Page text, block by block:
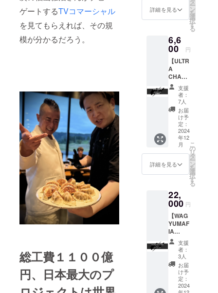
ゲートするTVコマーシャル
を見てもらえれば、その規
模が分かるだろう。
総工費１１００億
円、日本最大のプ
に準じ
ます。
※支援プ
譲渡は
不可で
す
WAGYU
予約時
のお食
事の際
にお渡
し致し
ます。
※WAGY
UMAFI
A会員専
用
Facebo
okグ
ループ
へのご
招待 ※
限 2025
年12月
利用い
ただけ
る日は
店舗の
営業日
に準じ
ます。
※支援プ
ランの
譲渡は
不可で
す。
お食事
ZUSHI
TOKYO
の店舗
のみで
お楽し
み頂け
ます ※
会員権
のお渡
しは支
援者ご
本人様
が店舗
でお食
事時さ
れる時
ドリン
ク等も
当日別
途料金
にてお
楽しみ
頂けま
す。
※WAGY
UMAFI
A会員専
Facebo
権。
WM1回
のご提
供は赤
坂WM、
長崎WM
のみと
なりま
す。 ※
会員権
のお渡
しはご
本人様
へのお
渡しの
みにな
りま
す。 ※
会員権
MAFIA
店舗、
予約時
のお食
事の際
にお渡
し致し
ます。
※WAGY
UMAFI
A会員専
詳細を見る ー
ン
を
選
択
す
る
6,6
00 円
【ULTR
A
CHAMP
ON +
ULTRA
GYOZA
お食事
券】
MASHI
MASHI
NAGAS
AKI 限
定リ
ター
CHAMP
ONと
ULTRA
GYOZA
を食べ
よう！
※ULTR
CHAMP
ON 1杯
ULTRA
GYOZA
支援
者：
7人
お届
け予
定：
2024
年12
月
詳細を見る
こ
の
リ
タ
ー
ン
を
選
択
す
る
22,
000 円
【WAG
YUMAF
IA
NAGAS
AKI記念
Tシャ
ツ、
トート
バッ
ク】
支援
者：
3人
お届
け予
定：
2024